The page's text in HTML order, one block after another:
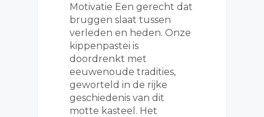
Motivatie Een gerecht dat
bruggen slaat tussen
verleden en heden. Onze
kippenpastei is
doordrenkt met
eeuwenoude tradities,
geworteld in de rijke
geschiedenis van dit
motte kasteel. Het